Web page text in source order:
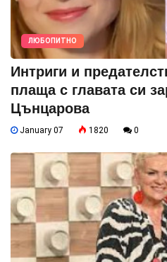
ЛЮБОПИТНО
Интриги и
плаща с главата си
Цънцарова
January 07 1820 0